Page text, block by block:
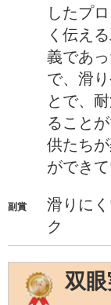
したプ
く伝え
義であ
で、滑
とで、
ること
供たち
ができ
副賞
滑りに
ク
双